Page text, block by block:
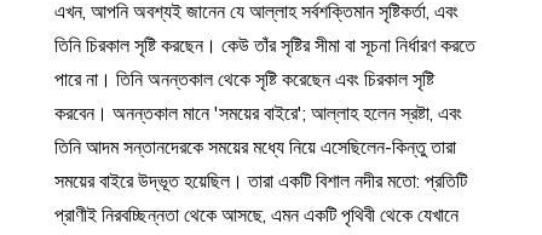
এখন, আপনি অবশ্যই জানেন যে আল্লাহ সর্বশক্তিমান সৃষ্টিকর্তা, এবং
তিনি চিরকাল সৃষ্টি করছেন। কেউ তাঁর সৃষ্টির সীমা বা সূচনা নির্ধারণ করতে
পারে না। তিনি অনন্তকাল থেকে সৃষ্টি করেছেন এবং চিরকাল সৃষ্টি
করবেন। অনন্তকাল মানে 'সময়ের বাইরে'; আল্লাহ হলেন স্রষ্টা, এবং
তিনি আদম সন্তানদেরকে সময়ের মধ্যে নিয়ে এসেছিলেন-কিন্তু তারা
সময়ের বাইরে উদ্ভূত হয়েছিল। তারা একটি বিশাল নদীর মতো: প্রতিটি
প্রাণীই নিরবচ্ছিন্নতা থেকে আসছে, এমন একটি পৃথিবী থেকে যেখানে